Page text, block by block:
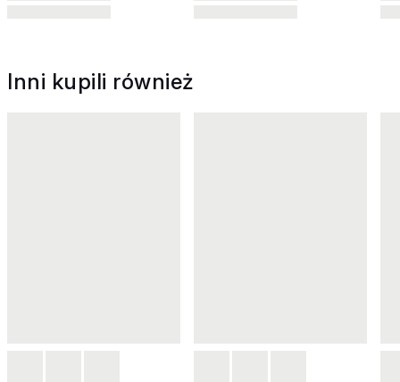
Inni kupili również